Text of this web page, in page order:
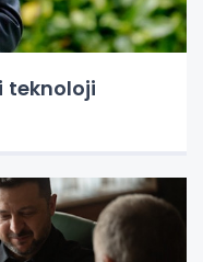
teknoloji